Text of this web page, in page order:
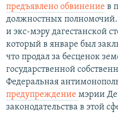
предъявлено обвинение в
должностных полномочий.
и экс-мэру дагестанской
который в январе был
что продал за бесценок
государственной
Федеральная
предупреждение мэрии
законодательства в этой